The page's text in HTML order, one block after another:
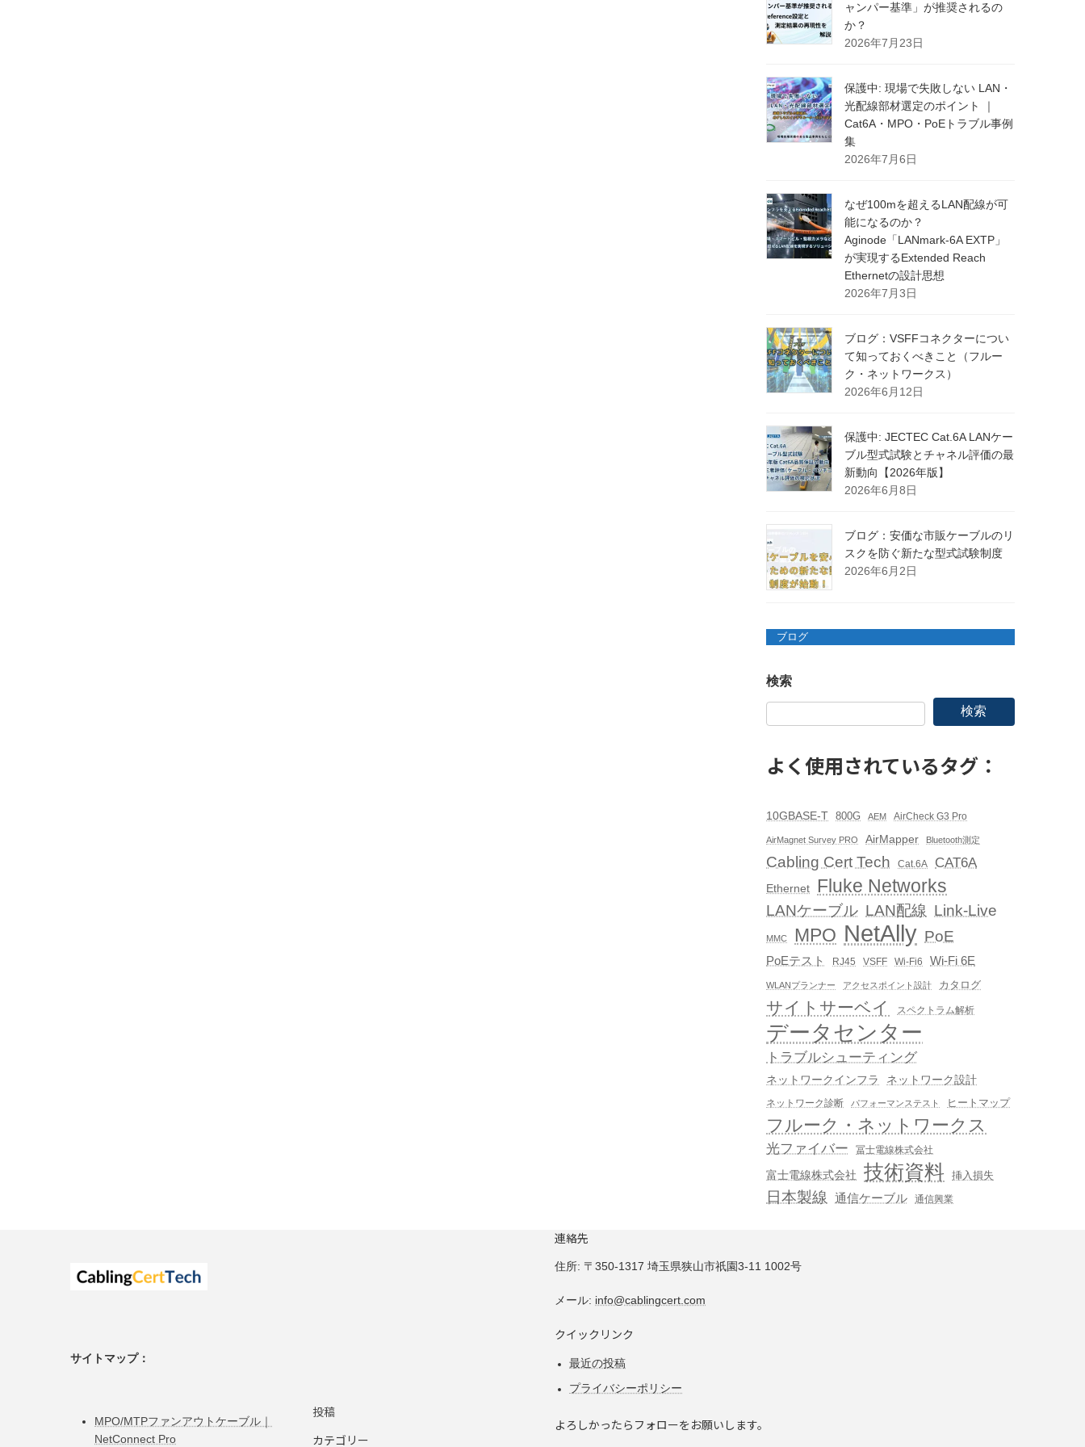
ャンパー基準」が推奨されるの
か？
2026年7月23日
保護中: 現場で失敗しない LAN・
光配線部材選定のポイント ｜
Cat6A・MPO・PoEトラブル事例
集
2026年7月6日
なぜ100mを超えるLAN配線が可
能になるのか？
Aginode「LANmark-6A EXTP」
が実現するExtended Reach
Ethernetの設計思想
2026年7月3日
ブログ：VSFFコネクターについ
て知っておくべきこと（フルー
ク・ネットワークス）
2026年6月12日
保護中: JECTEC Cat.6A LANケー
ブル型式試験とチャネル評価の最
新動向【2026年版】
2026年6月8日
ブログ：安価な市販ケーブルのリ
スクを防ぐ新たな型式試験制度
2026年6月2日
ブログ
検索
検索
よく使用されているタグ：
10GBASE-T 800G AEM AirCheck G3 Pro
AirMagnet Survey PRO AirMapper Bluetooth測定
Cabling Cert Tech Cat.6A CAT6A
Ethernet Fluke Networks
LANケーブル LAN配線 Link-Live
MMC MPO NetAlly PoE
PoEテスト RJ45 VSFF Wi-Fi6 Wi-Fi 6E
WLANプランナー アクセスポイント設計 カタログ
サイトサーベイ スペクトラム解析
データセンター
トラブルシューティング
ネットワークインフラ ネットワーク設計
ネットワーク診断 パフォーマンステスト ヒートマップ
フルーク・ネットワークス
光ファイバー 冨士電線株式会社
富士電線株式会社 技術資料 挿入損失
日本製線 通信ケーブル 通信興業
サイトマップ：
MPO/MTPファンアウトケーブル｜
NetConnect Pro
投稿
カテゴリー
連絡先
住所: 〒350-1317 埼玉県狭山市祇園3-11 1002号
メール: info@cablingcert.com
クイックリンク
最近の投稿
プライバシーポリシー
よろしかったらフォローをお願いします。